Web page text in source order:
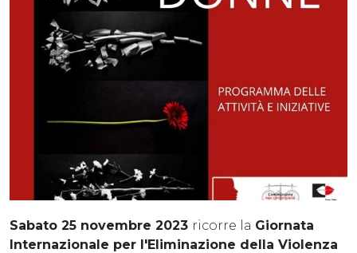
Sabato 25 novembre 2023 ricorre la Giornata
Internazionale per l'Eliminazione della Violenza